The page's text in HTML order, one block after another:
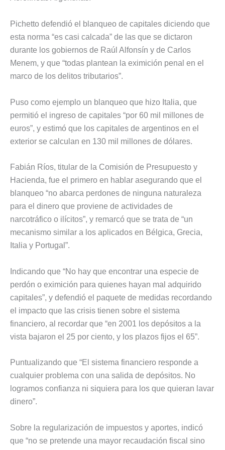
Pichetto defendió el blanqueo de capitales diciendo que
esta norma “es casi calcada” de las que se dictaron
durante los gobiernos de Raúl Alfonsín y de Carlos
Menem, y que “todas plantean la eximición penal en el
marco de los delitos tributarios”.
Puso como ejemplo un blanqueo que hizo Italia, que
permitió el ingreso de capitales “por 60 mil millones de
euros”, y estimó que los capitales de argentinos en el
exterior se calculan en 130 mil millones de dólares.
Fabián Ríos, titular de la Comisión de Presupuesto y
Hacienda, fue el primero en hablar asegurando que el
blanqueo “no abarca perdones de ninguna naturaleza
para el dinero que proviene de actividades de
narcotráfico o ilícitos”, y remarcó que se trata de “un
mecanismo similar a los aplicados en Bélgica, Grecia,
Italia y Portugal”.
Indicando que “No hay que encontrar una especie de
perdón o eximición para quienes hayan mal adquirido
capitales”, y defendió el paquete de medidas recordando
el impacto que las crisis tienen sobre el sistema
financiero, al recordar que “en 2001 los depósitos a la
vista bajaron el 25 por ciento, y los plazos fijos el 65”.
Puntualizando que “El sistema financiero responde a
cualquier problema con una salida de depósitos. No
logramos confianza ni siquiera para los que quieran lavar
dinero”.
Sobre la regularización de impuestos y aportes, indicó
que “no se pretende una mayor recaudación fiscal sino